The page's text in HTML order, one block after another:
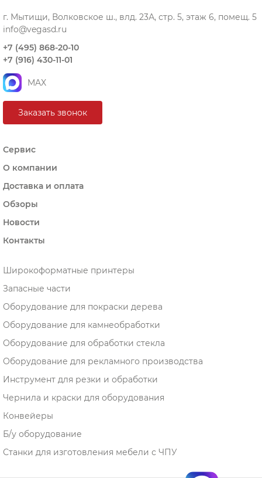
г. Мытищи, Волковское ш., влд. 23А, стр. 5, этаж 6, помещ. 5
info@vegasd.ru
+7 (495) 868-20-10
+7 (916) 430-11-01
MAX
Заказать звонок
Сервис
О компании
Доставка и оплата
Обзоры
Новости
Контакты
Широкоформатные принтеры
Запасные части
Оборудование для покраски дерева
Оборудование для камнеобработки
Оборудование для обработки стекла
Оборудование для рекламного производства
Инструмент для резки и обработки
Чернила и краски для оборудования
Конвейеры
Б/у оборудование
Станки для изготовления мебели с ЧПУ